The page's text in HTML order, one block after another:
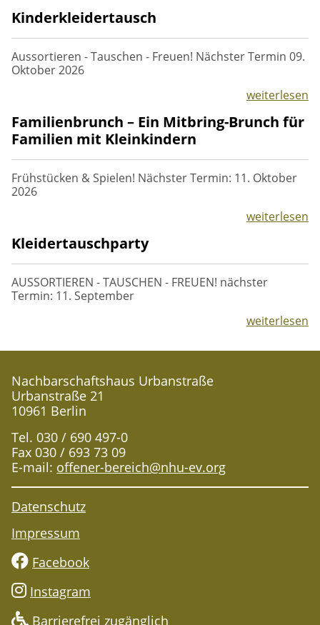
Ausstellungen
Spendenaufruf
Unser Selbstverständnis
Kinderkleidertausch
Aussortieren - Tauschen - Freuen! Nächster Termin 09.
Oktober 2026
weiterlesen
Familienbrunch – Ein Mitbring-Brunch für
Familien mit Kleinkindern
Frühstücken & Spielen! Nächster Termin: 11. Oktober
2026
weiterlesen
Kleidertauschparty
AUSSORTIEREN - TAUSCHEN - FREUEN! nächster
Termin: 11. September
weiterlesen
Nachbarschaftshaus Urbanstraße
Urbanstraße 21
10961 Berlin
Tel. 030 / 690 497-0
Fax 030 / 693 73 09
E-mail: offener-bereich@nhu-ev.org
Datenschutz
Impressum
Facebook
Instagram
Barrierefrei zugänglich